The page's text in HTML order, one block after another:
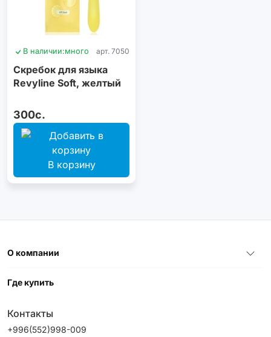
В наличии:много арт. 7050
Скребок для языка
Revyline Soft, желтый
300с.
В корзину
О компании
Где купить
Контакты
+996(552)998-009